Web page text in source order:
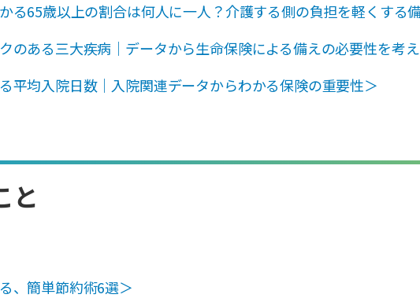
る65歳以上の割合は何人に一人？介護する側の負担を軽くする
のある三大疾病｜データから生命保険による備えの必要性を考
平均入院日数｜入院関連データからわかる保険の重要性＞
と
、簡単節約術6選＞